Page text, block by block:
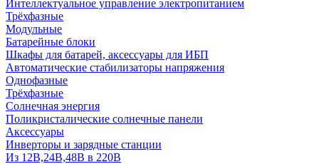
Интеллектуальное управление электропитанием
Трёхфазные
Модульные
Батарейные блоки
Шкафы для батарей, аксессуары для ИБП
Автоматические стабилизаторы напряжения
Однофазные
Трёхфазные
Солнечная энергия
Поликристалические солнечные панели
Аксессуары
Инверторы и зарядные станции
Из 12В,24В,48В в 220В